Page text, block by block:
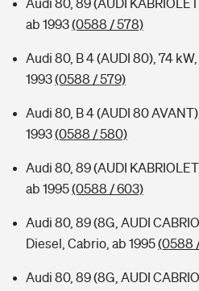
Audi 80, 89 (AUDI
ab 1993(0588 / 578)
Audi 80, B 4 (AUDI 80), 74
1993(0588 / 579)
Audi 80, B 4 (AUDI 80
1993(0588 / 580)
Audi 80, 89 (AUDI
ab 1995(0588 / 603)
Audi 80, 89 (8G, AUDI
Diesel, Cabrio, ab 1995(0588
Audi 80, 89 (8G, AUDI